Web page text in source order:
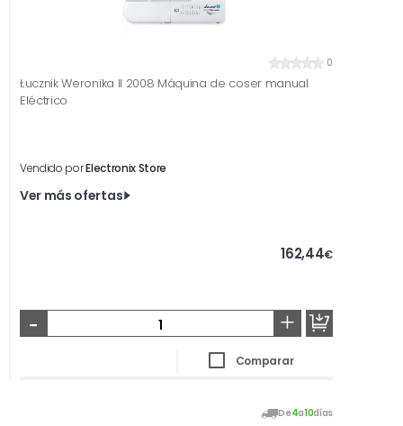
0
Łucznik Weronika II 2008 Máquina de coser manual
Eléctrico
Vendido porElectronix Store
Ver más ofertas
162,44€
- +
Comparar
De4a10días